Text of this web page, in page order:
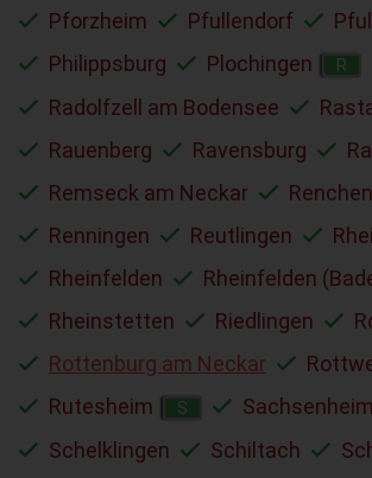
Pforzheim Pfullendorf
Philippsburg
Plochingen R
Radolfzell am Bodensee
Rauenberg
Ravensburg
Remseck am Neckar
Renchen
Renningen
Reutlingen
Rheinfelden
Rheinfelden
Rheinstetten
Riedlingen
Rottenburg am Neckar
Rutesheim
S Sachsenheim
Schelklingen
Schiltach